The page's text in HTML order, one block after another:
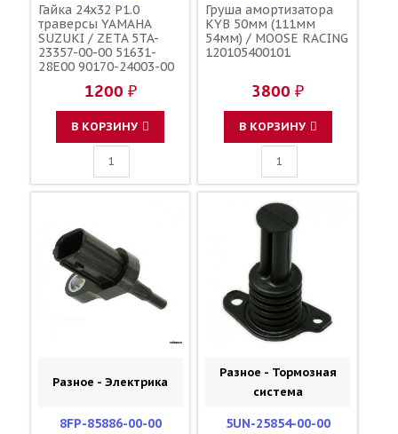
Гайка 24x32 P1.0
траверсы YAMAHA
SUZUKI / ZETA 5TA-
23357-00-00 51631-
28E00 90170-24003-00
1200 ₽
В КОРЗИНУ
Груша амортизатора
KYB 50мм (111мм
54мм) / MOOSE RACING
120105400101
3800 ₽
В КОРЗИНУ
Разное - Электрика
8FP-85886-00-00
Разное - Тормозная
система
5UN-25854-00-00